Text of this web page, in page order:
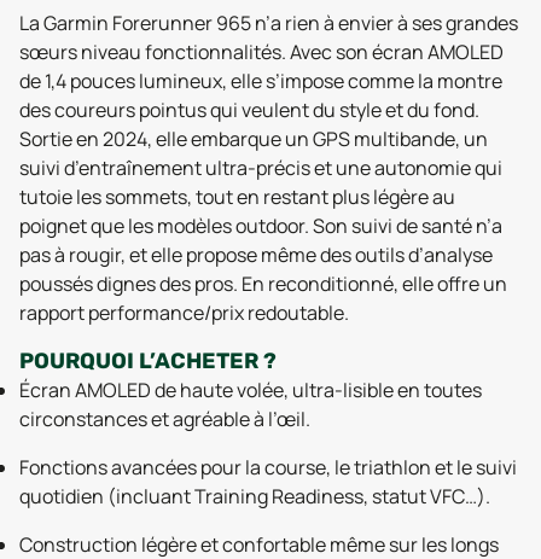
La Garmin Forerunner 965 n’a rien à envier à ses grandes
sœurs niveau fonctionnalités. Avec son écran AMOLED
de 1,4 pouces lumineux, elle s’impose comme la montre
des coureurs pointus qui veulent du style et du fond.
Sortie en 2024, elle embarque un GPS multibande, un
suivi d’entraînement ultra-précis et une autonomie qui
tutoie les sommets, tout en restant plus légère au
poignet que les modèles outdoor. Son suivi de santé n’a
pas à rougir, et elle propose même des outils d’analyse
poussés dignes des pros. En reconditionné, elle offre un
rapport performance/prix redoutable.
POURQUOI L’ACHETER ?
Écran AMOLED de haute volée, ultra-lisible en toutes
circonstances et agréable à l’œil.
Fonctions avancées pour la course, le triathlon et le suivi
quotidien (incluant Training Readiness, statut VFC…).
Construction légère et confortable même sur les longs